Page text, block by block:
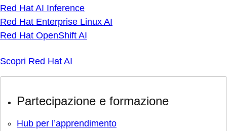
Red Hat AI Inference
Red Hat Enterprise Linux AI
Red Hat OpenShift AI
Scopri Red Hat AI
Partecipazione e formazione
Hub per l’apprendimento